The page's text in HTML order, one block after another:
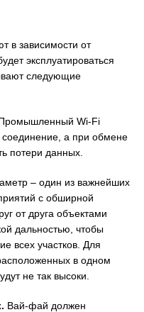
в зависимости от
эксплуатироваться
следующие
Wi-Fi
соединение, а при обмене
потери данных.
– один из важнейших
с обширной
от друга объектами
дальностью, чтобы
всех участков. Для
в одном
не так высоки.
Вай-фай должен